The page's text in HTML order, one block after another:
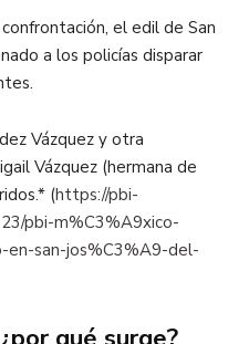
el edil de San
a los policías disparar
Vázquez y otra
Vázquez (hermana de
(https://pbi-
pbi-m%C3%A9xico-
en-san-jos%C3%A9-del-